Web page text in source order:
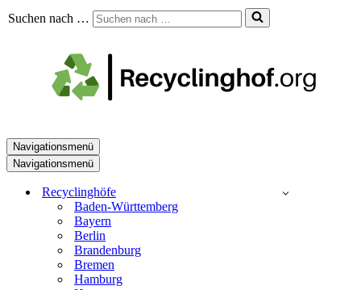
Suchen nach …
Navigationsmenü
Navigationsmenü
Recyclinghöfe
Baden-Württemberg
Bayern
Berlin
Brandenburg
Bremen
Hamburg